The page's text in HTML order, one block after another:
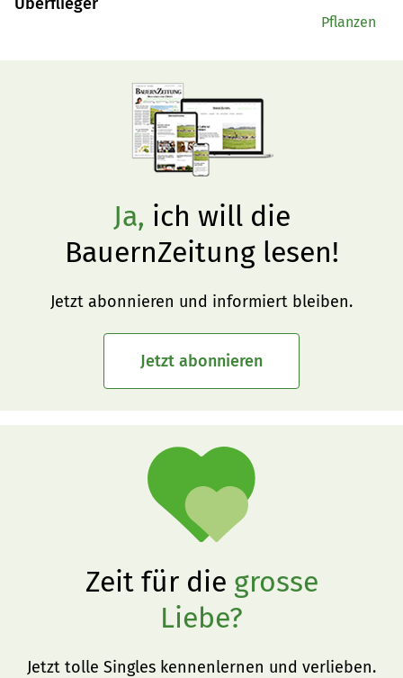
Pflanzen
Ja, ich will die
BauernZeitung lesen!
Jetzt abonnieren und informiert bleiben.
Jetzt abonnieren
Zeit für die grosse
Liebe?
Jetzt tolle Singles kennenlernen und verlieben.